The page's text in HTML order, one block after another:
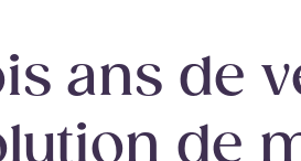
ans de
de